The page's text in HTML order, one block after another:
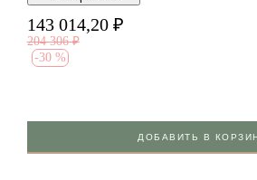
143 014,20 ₽
204 306 ₽
-30 %
ДОБАВИТЬ В